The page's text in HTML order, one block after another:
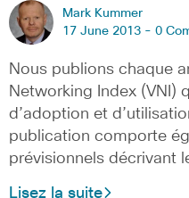
Mark Kummer
17 June 2013 - 0
Nous publions chaque
Networking Index (VNI)
d’adoption et
publication comporte
prévisionnels décrivant
Lisez la suite